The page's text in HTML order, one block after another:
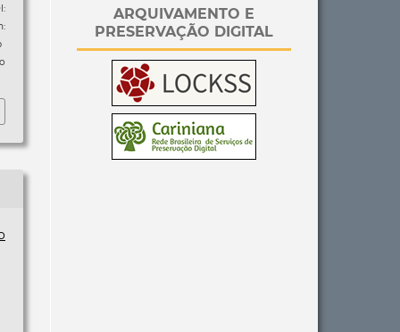
ARQUIVAMENTO E
PRESERVAÇÃO DIGITAL